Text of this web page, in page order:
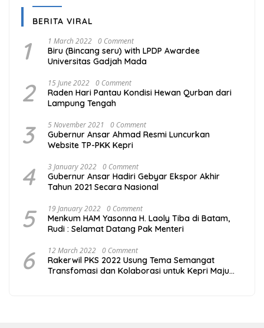
BERITA VIRAL
1 1 March 2022 0 Comment
Biru (Bincang seru) with LPDP Awardee
Universitas Gadjah Mada
2 15 June 2022 0 Comment
Raden Hari Pantau Kondisi Hewan Qurban dari
Lampung Tengah
3 5 November 2021 0 Comment
Gubernur Ansar Ahmad Resmi Luncurkan
Website TP-PKK Kepri
4 3 January 2022 0 Comment
Gubernur Ansar Hadiri Gebyar Ekspor Akhir
Tahun 2021 Secara Nasional
5 19 January 2022 0 Comment
Menkum HAM Yasonna H. Laoly Tiba di Batam,
Rudi : Selamat Datang Pak Menteri
6 12 March 2022 0 Comment
Rakerwil PKS 2022 Usung Tema Semangat
Transfomasi dan Kolaborasi untuk Kepri Maju